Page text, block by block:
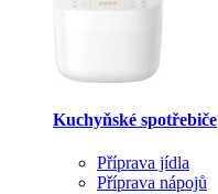
Kuchyňské spotřebiče
Příprava jídla
Příprava nápojů